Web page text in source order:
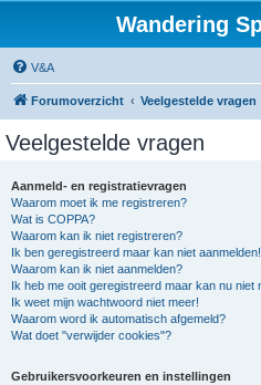
Wandering
V&A
Forumoverzicht Veelgestelde vragen
Veelgestelde vragen
Aanmeld- en registratievragen
Waarom moet ik me registreren?
Wat is COPPA?
Waarom kan ik niet registreren?
Ik ben geregistreerd maar kan niet aanmelden!
Waarom kan ik niet aanmelden?
Ik heb me ooit geregistreerd maar kan nu niet
Ik weet mijn wachtwoord niet meer!
Waarom word ik automatisch afgemeld?
Wat doet "verwijder cookies"?
Gebruikersvoorkeuren en instellingen